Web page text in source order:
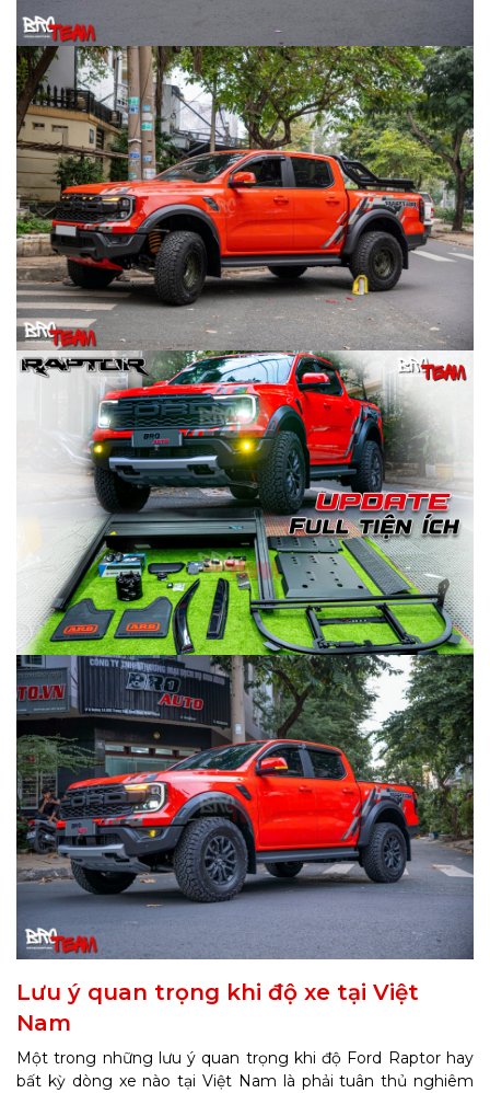
Lưu ý quan trọng khi độ xe tại Việt
Nam
Một trong những lưu ý quan trọng khi độ Ford Raptor hay
bất kỳ dòng xe nào tại Việt Nam là phải tuân thủ nghiêm